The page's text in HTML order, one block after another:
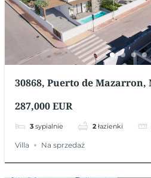
30868, Puerto de
287,000 EUR
3 sypialnie 2 łazienki
Villa Na sprzedaż